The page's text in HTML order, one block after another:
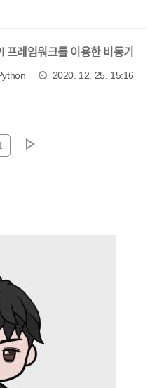
레임워크를 이용한 비동기
2020. 12. 25. 15:16